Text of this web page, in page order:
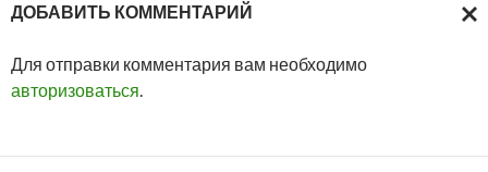
ДОБАВИТЬ КОММЕНТАРИЙ
Для отправки комментария вам необходимо
авторизоваться.